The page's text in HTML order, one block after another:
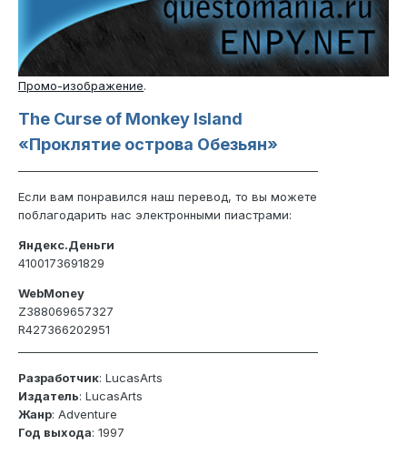
Промо-изображение.
The Curse of Monkey Island
«Проклятие острова Обезьян»
Если вам понравился наш перевод, то вы можете
поблагодарить нас электронными пиастрами:
Яндекс.Деньги
4100173691829
WebMoney
Z388069657327
R427366202951
Разработчик: LucasArts
Издатель: LucasArts
Жанр: Adventure
Год выхода: 1997